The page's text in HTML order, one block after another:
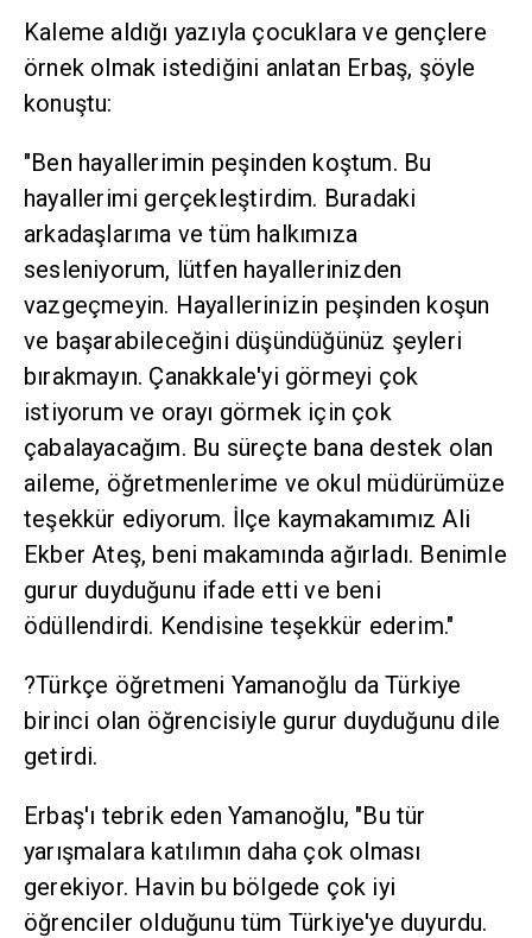
Kaleme aldığı yazıyla çocuklara ve gençlere
örnek olmak istediğini anlatan Erbaş, şöyle
konuştu:
"Ben hayallerimin peşinden koştum. Bu
hayallerimi gerçekleştirdim. Buradaki
arkadaşlarıma ve tüm halkımıza
sesleniyorum, lütfen hayallerinizden
vazgeçmeyin. Hayallerinizin peşinden koşun
ve başarabileceğini düşündüğünüz şeyleri
bırakmayın. Çanakkale'yi görmeyi çok
istiyorum ve orayı görmek için çok
çabalayacağım. Bu süreçte bana destek olan
aileme, öğretmenlerime ve okul müdürümüze
teşekkür ediyorum. İlçe kaymakamımız Ali
Ekber Ateş, beni makamında ağırladı. Benimle
gurur duyduğunu ifade etti ve beni
ödüllendirdi. Kendisine teşekkür ederim."
?Türkçe öğretmeni Yamanoğlu da Türkiye
birinci olan öğrencisiyle gurur duyduğunu dile
getirdi.
Erbaş'ı tebrik eden Yamanoğlu, "Bu tür
yarışmalara katılımın daha çok olması
gerekiyor. Havin bu bölgede çok iyi
öğrenciler olduğunu tüm Türkiye'ye duyurdu.